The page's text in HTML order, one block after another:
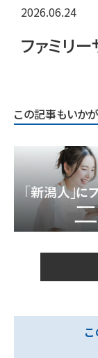
2026.06.24
ファミリ
この記事もいか